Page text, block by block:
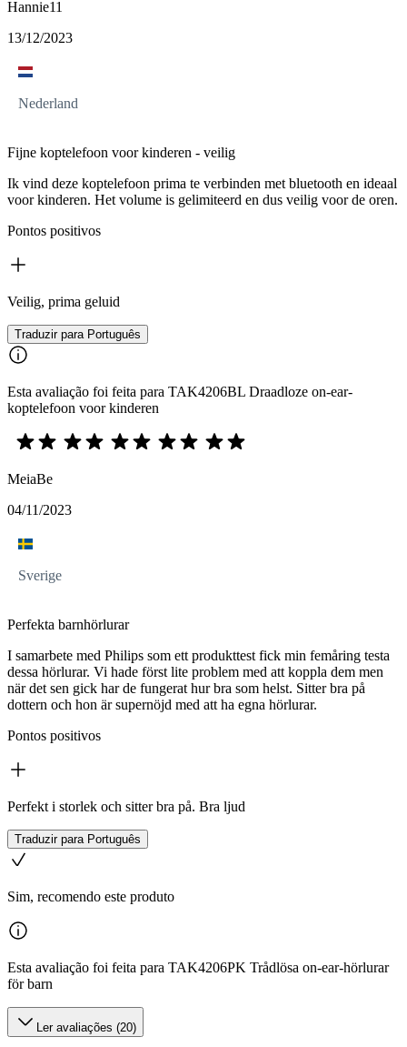
Hannie11
13/12/2023
Nederland
Fijne koptelefoon voor kinderen - veilig
Ik vind deze koptelefoon prima te verbinden met bluetooth en ideaal
voor kinderen. Het volume is gelimiteerd en dus veilig voor de oren.
Pontos positivos
Veilig, prima geluid
Traduzir para Português
Esta avaliação foi feita para TAK4206BL Draadloze on-ear-
koptelefoon voor kinderen
MeiaBe
04/11/2023
Sverige
Perfekta barnhörlurar
I samarbete med Philips som ett produkttest fick min femåring testa
dessa hörlurar. Vi hade först lite problem med att koppla dem men
när det sen gick har de fungerat hur bra som helst. Sitter bra på
dottern och hon är supernöjd med att ha egna hörlurar.
Pontos positivos
Perfekt i storlek och sitter bra på. Bra ljud
Traduzir para Português
Sim, recomendo este produto
Esta avaliação foi feita para TAK4206PK Trådlösa on-ear-hörlurar
för barn
Ler avaliações (20)